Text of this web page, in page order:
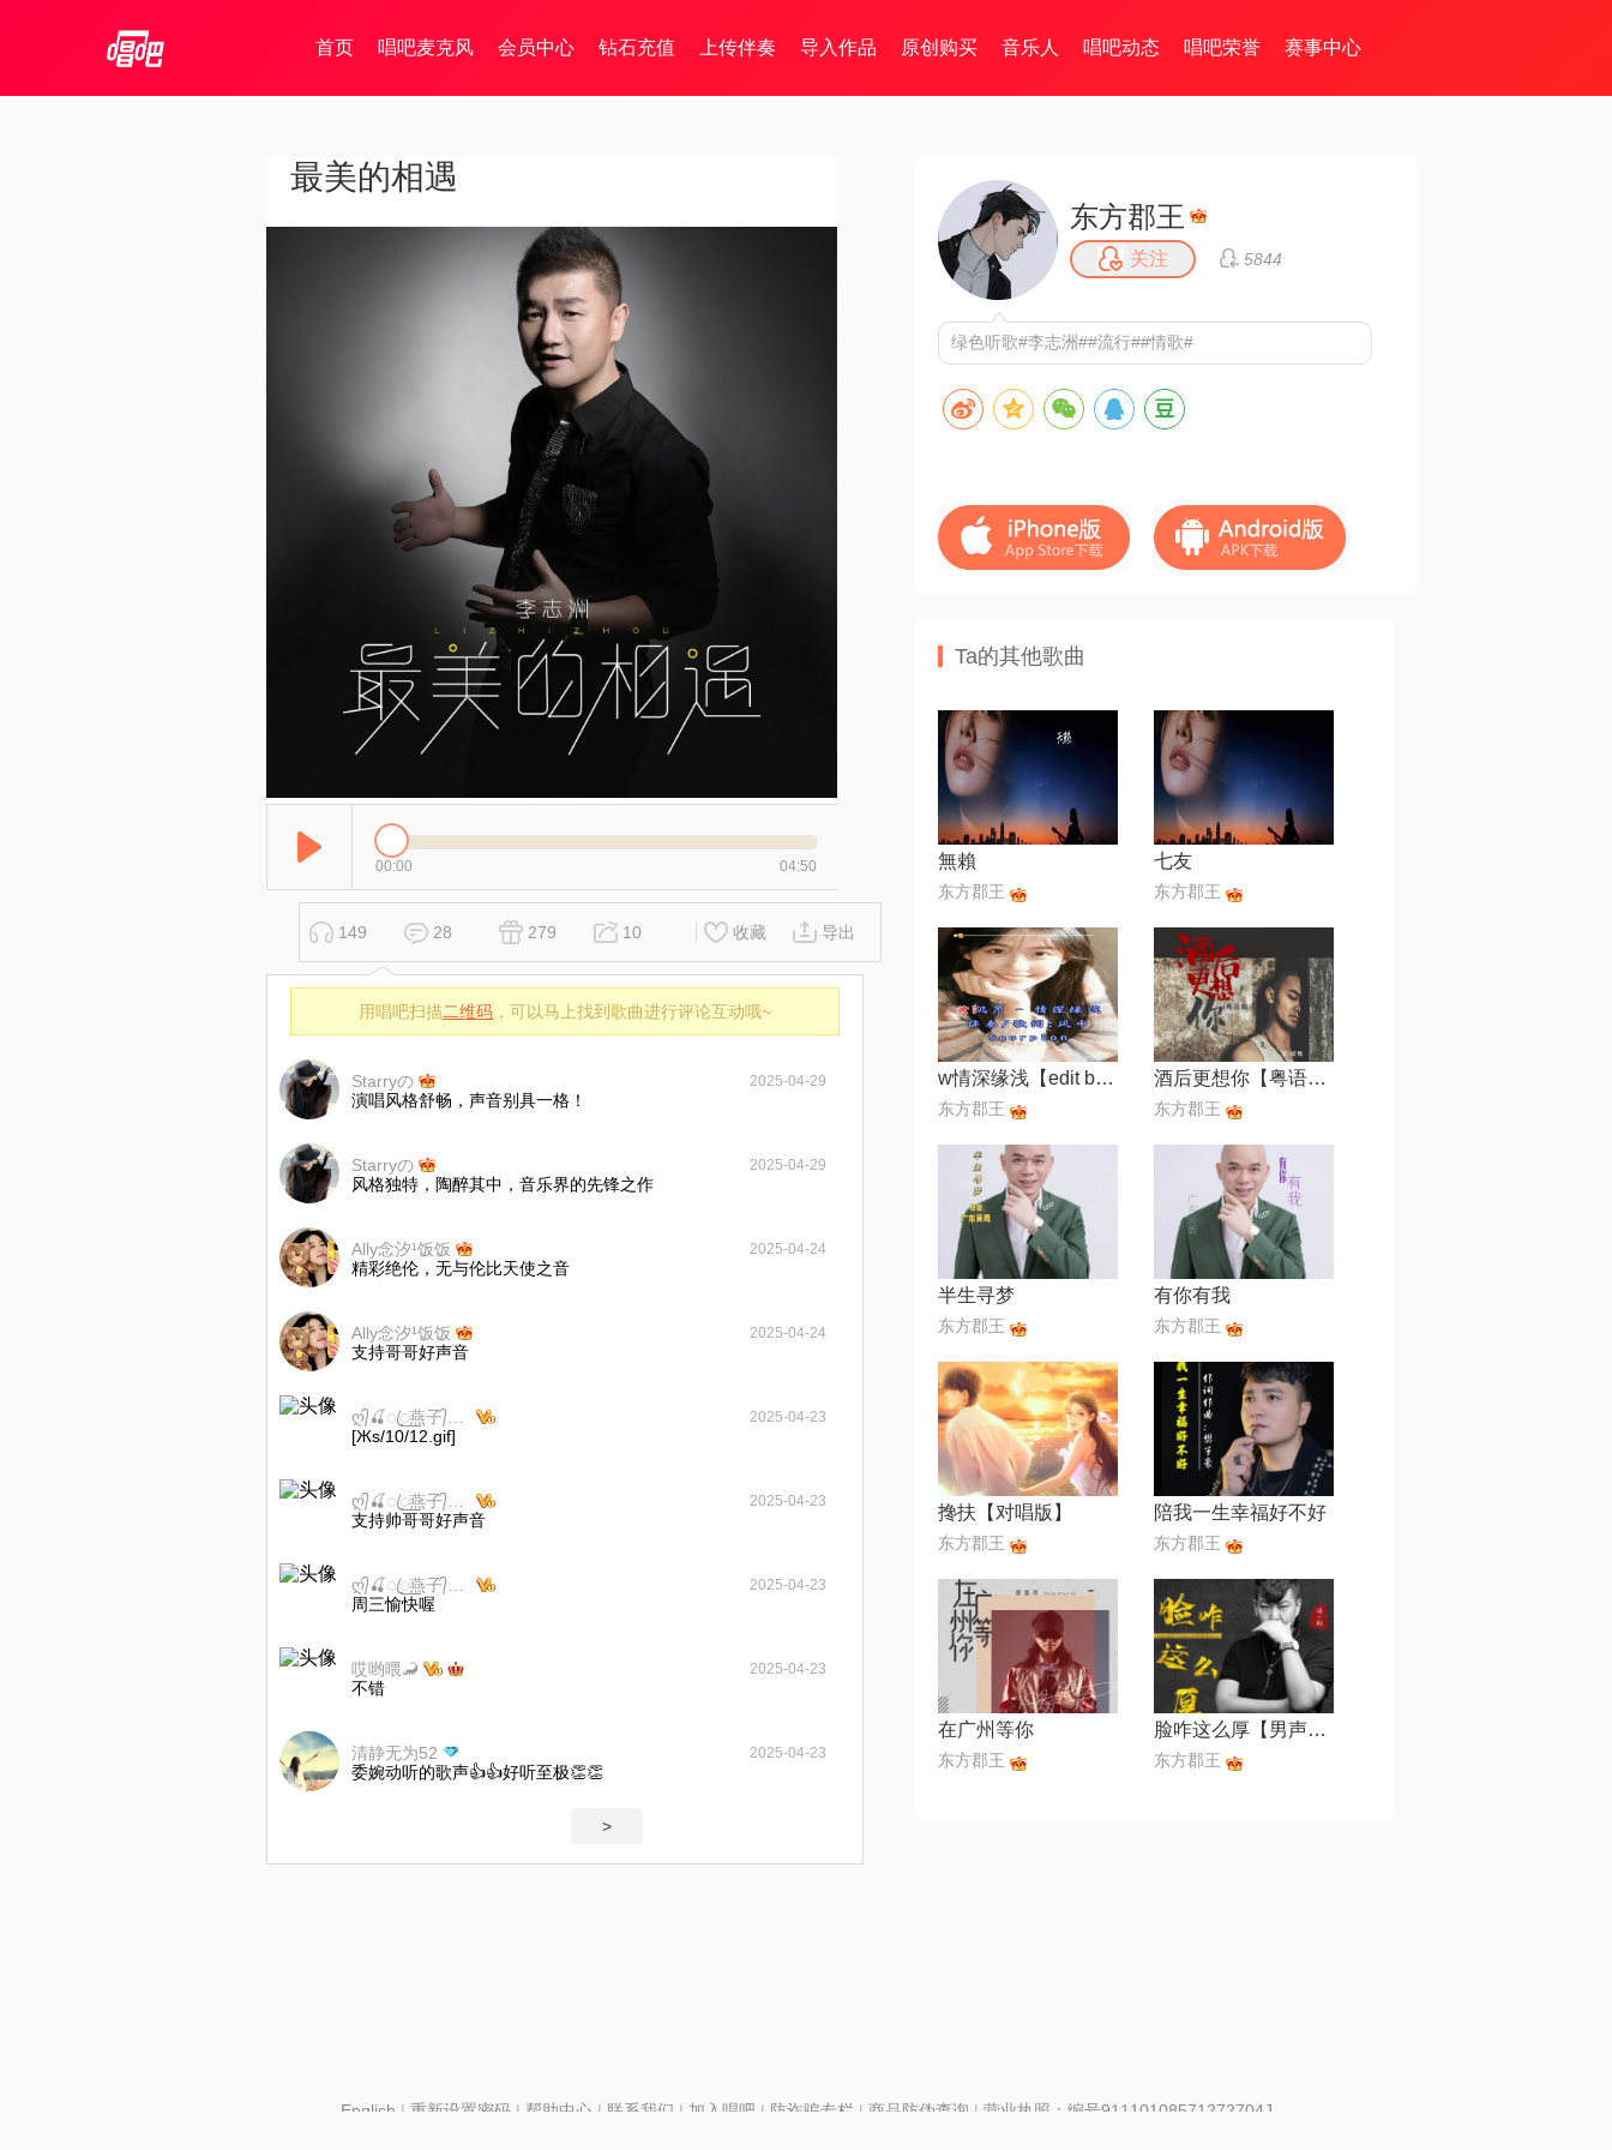
首页 唱吧麦克风 会员中心 钻石充值 上传伴奏 导入作品 原创购买 音乐人 唱吧动态 唱吧荣誉 赛事中心
最美的相遇
00:00 04:50
149 28 279 10 收藏 导出
用唱吧扫描二维码 ，可以马上找到歌曲进行评论互动哦~
Starryの 2025-04-29
演唱风格舒畅，声音别具一格！
Starryの 2025-04-29
风格独特，陶醉其中，音乐界的先锋之作
Ally念汐¹饭饭 2025-04-24
精彩绝伦，无与伦比天使之音
Ally念汐¹饭饭 2025-04-24
支持哥哥好声音
2025-04-23
[Жs/10/12.gif]
2025-04-23
支持帅哥哥好声音
2025-04-23
周三愉快喔
哎哟喂🦂️ 2025-04-23
不错
清静无为52 2025-04-23
委婉动听的歌声👍👍好听至极👏👏
>
东方郡王
关注 5844
绿色听歌#李志洲##流行##情歌#
Ta的其他歌曲
無賴
东方郡王
七友
东方郡王
w情深缘浅【edit by 风中】
东方郡王
酒后更想你【粤语版】
东方郡王
半生寻梦
东方郡王
有你有我
东方郡王
搀扶【对唱版】
东方郡王
陪我一生幸福好不好
东方郡王
在广州等你
东方郡王
脸咋这么厚【男声版】
东方郡王
English | 重新设置密码| 帮助中心 | 联系我们 | 加入唱吧 | 防诈骗专栏 | 商品防伪查询 | 营业执照：编号91110108571272704J